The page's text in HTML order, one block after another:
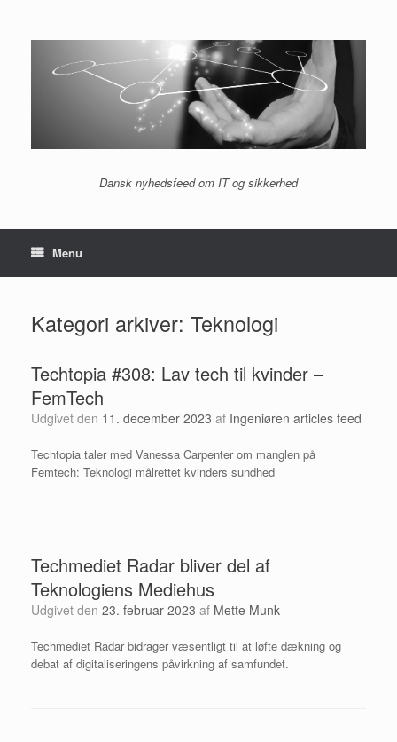
indhold
Dansk nyhedsfeed om IT og sikkerhed
Menu
Kategori arkiver: Teknologi
Techtopia #308: Lav tech til kvinder –
FemTech
Udgivet den 11. december 2023 af Ingeniøren articles feed
Techtopia taler med Vanessa Carpenter om manglen på
Femtech: Teknologi målrettet kvinders sundhed
Techmediet Radar bliver del af
Teknologiens Mediehus
Udgivet den 23. februar 2023 af Mette Munk
Techmediet Radar bidrager væsentligt til at løfte dækning og
debat af digitaliseringens påvirkning af samfundet.